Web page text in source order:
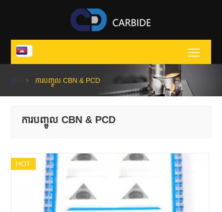
ផ្ទហ > ការបញ្ចូល CBN & PCD
ការបញ្ចូល CBN & PCD
HOT